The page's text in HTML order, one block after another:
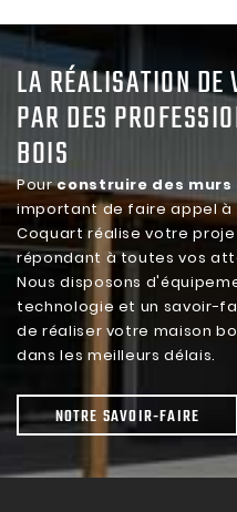
LA RÉALISATION DE
PAR DES
BOIS
Pourconstruire des murs
important de faire appel à
Coquart réalise votre
répondant à toutes vos
Nous disposons
technologie et un savoir-
de réaliser votre maison
dans les meilleurs délais.
NOTRE SAVOIR-FAIRE